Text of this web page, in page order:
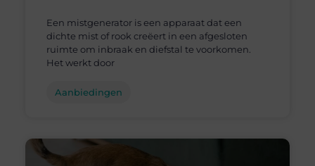
Een mistgenerator is een apparaat dat een
dichte mist of rook creëert in een afgesloten
ruimte om inbraak en diefstal te voorkomen.
Het werkt door
Aanbiedingen